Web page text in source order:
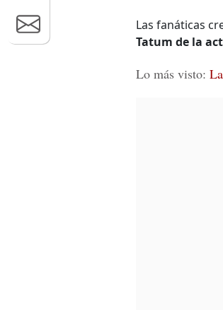
Las fanáticas
Tatum de la
Lo más visto: